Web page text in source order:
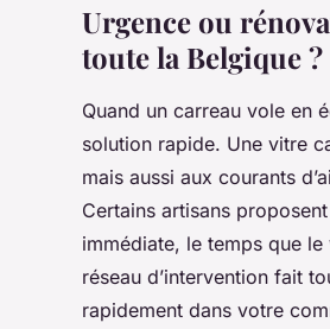
Urgence ou
toute la Belgique ?
Quand un carreau vole en
solution rapide. Une vitre
mais aussi aux courants
Certains artisans
immédiate, le temps que le
réseau d’intervention fait
rapidement dans votre